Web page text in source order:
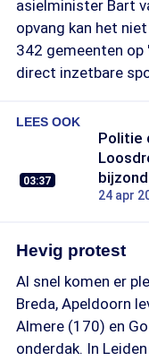
asielminister Bart
opvang kan het
342 gemeenten op
direct inzetbare
LEES OOK
03:37
Politie
24 apr
Hevig protest
Al snel komen er
Breda, Apeldoorn
Almere (170) en
onderdak. In